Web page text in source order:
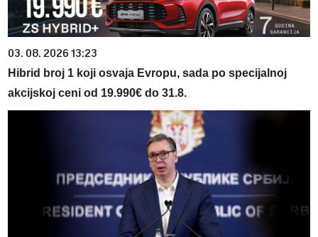
03. 08. 2026 13:23
Hibrid broj 1 koji osvaja Evropu, sada po specijalnoj
akcijskoj ceni od 19.990€ do 31.8.